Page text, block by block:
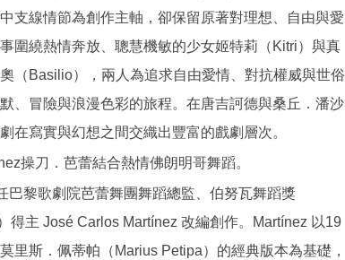
支線情節為創作主軸，卻保留原著對理想、自由與愛
圍繞熱情奔放、聰慧機敏的少女姬特莉（Kitri）與真
（Basilio），兩人為追求自由愛情、對抗權威與世俗
、冒險與浪漫色彩的旅程。在唐吉訶德與桑丘．潘沙
在寫實與幻想之間交織出豐富的戲劇層次。
操刀．芭蕾結合熱情佛朗明哥舞蹈。
巴黎歌劇院芭蕾舞團舞蹈總監、伯努瓦舞蹈獎
得主 José Carlos Martínez 改編創作。Martínez 以19
里斯．佩蒂帕（Marius Petipa）的經典版本為基礎，